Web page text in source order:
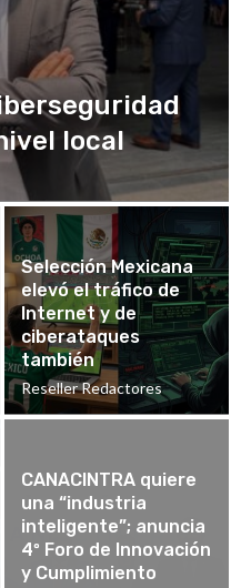
local
Selección Mexicana
elevó el tráfico de
Internet y de
ciberataques
también
Reseller Redactores
CANACINTRA quiere
una “industria
inteligente”; anuncia
4º Foro de Innovación
y Cumplimiento